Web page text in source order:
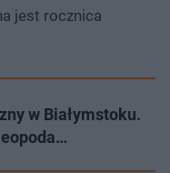
jest rocznica
w Białymstoku.